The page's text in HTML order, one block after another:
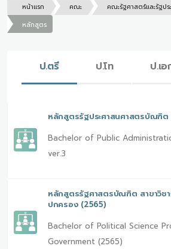
หน้าแรก คณะ
คณะรัฐศาสตร์และรัฐป
หลักสูตร
ป.ตรี ป.โท ป.เอ
หลักสูตรรัฐประศาสนศาสตรบัณฑิต
Bachelor of Public
ver.3
หลักสูตรรัฐศาสตรบัณฑิต สาขาวิชา
ปกครอง (2565)
Bachelor of Political Science
Government (2565)